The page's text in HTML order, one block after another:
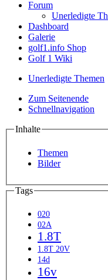
Forum
Unerledigte
Dashboard
Galerie
golf1.info Shop
Golf 1 Wiki
Unerledigte Themen
Zum Seitenende
Schnellnavigation
Inhalte
Themen
Bilder
Tags
020
02A
1.8T
1.8T 20V
14d
16v